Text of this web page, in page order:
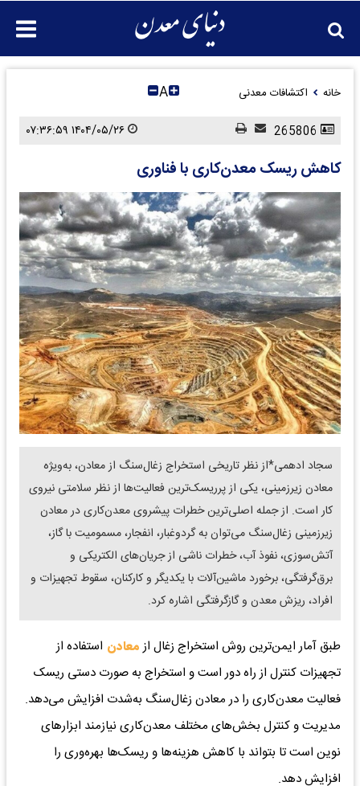
خانه اکتشافات معدنی A
کاهش ریسک معدن‌کاری با فناوری
سجاد ادهمی*از نظر تاریخی استخراج زغال‌سنگ از معادن، به‌ویژه
معادن زیرزمینی، یکی از پرریسک‌ترین فعالیت‌ها از نظر سلامتی نیروی
کار است. از جمله اصلی‌ترین خطرات پیشروی معدن‌کاری در معادن
زیرزمینی زغال‌سنگ می‌توان به گردوغبار، انفجار، مسمومیت با گاز،
آتش‌سوزی، نفوذ آب، خطرات ناشی از جریان‌های الکتریکی و
برق‌گرفتگی، برخورد ماشین‌آلات با یکدیگر و کارکنان، سقوط تجهیزات و
افراد، ریزش معدن و گازگرفتگی اشاره کرد.
طبق آمار ایمن‌ترین روش استخراج زغال ازمعادن استفاده از
تجهیزات کنترل از راه دور است و استخراج به صورت دستی ریسک
فعالیت معدن‌کاری را در معادن زغال‌سنگ به‌شدت افزایش می‌دهد.
مدیریت و کنترل بخش‌های مختلف معدن‌کاری نیازمند ابزارهای
نوین است تا بتواند با کاهش هزینه‌ها و ریسک‌ها بهره‌وری را
افزایش دهد.